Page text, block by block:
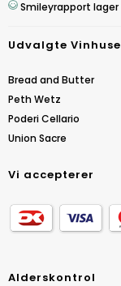
Smileyrapport lager
Udvalgte Vinhuse
Bread and Butter
Peth Wetz
Poderi Cellario
Union Sacre
Vi accepterer
Alderskontrol